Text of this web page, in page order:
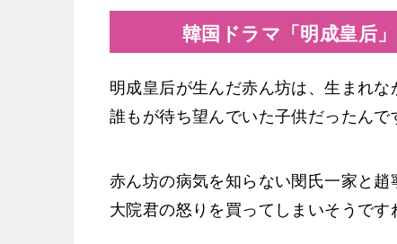
韓国ドラマ「明成皇后
明成皇后が生んだ赤ん坊は、生まれな
誰もが待ち望んでいた子供だったんで
赤ん坊の病気を知らない閔氏一家と趙
大院君の怒りを買ってしまいそうです